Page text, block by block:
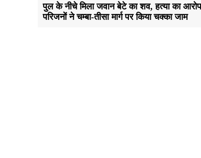
पुल के नीचे मिला जवान बेटे का शव, हत्या का
परिजनाें ने चम्बा-तीसा मार्ग पर किया चक्का जाम